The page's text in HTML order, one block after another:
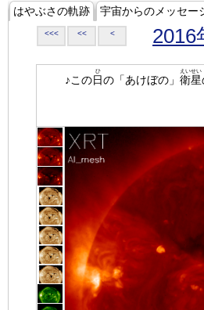
はやぶさの軌跡 宇宙からのメッセー
<<< << < 2016
♪この日
ひ
の「あけぼの」 衛星
えいせい